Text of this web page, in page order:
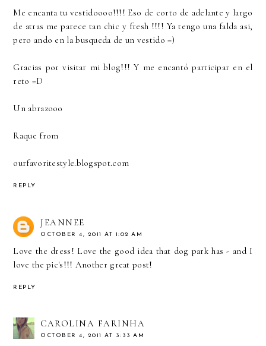
Me encanta tu vestidoooo!!!! Eso de corto de adelante y largo
de atras me parece tan chic y fresh !!!! Ya tengo una falda asi,
pero ando en la busqueda de un vestido =)
Gracias por visitar mi blog!!! Y me encantó participar en el
reto =D
Un abrazooo
Raque from
ourfavoritestyle.blogspot.com
REPLY
JEANNEE
OCTOBER 4, 2011 AT 1:02 AM
Love the dress! Love the good idea that dog park has - and I
love the pic's!!! Another great post!
REPLY
CAROLINA FARINHA
OCTOBER 4, 2011 AT 3:33 AM